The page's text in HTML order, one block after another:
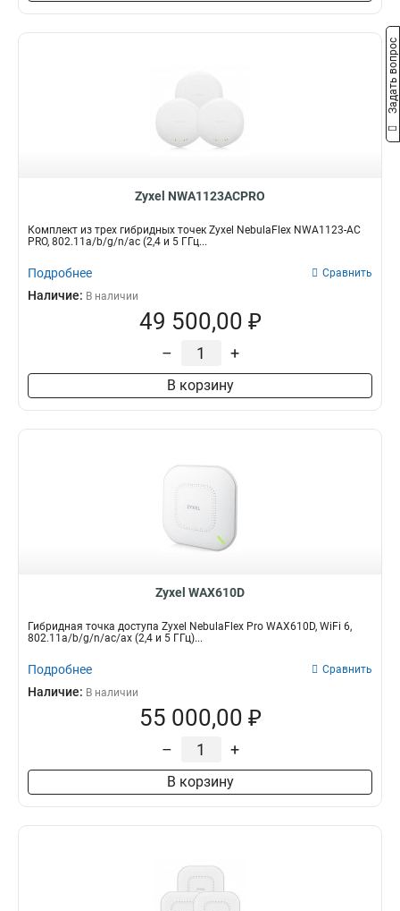
Zyxel NWA1123ACPRO
Комплект из трех гибридных точек Zyxel NebulaFlex NWA1123-AC
PRO, 802.11a/b/g/n/ac (2,4 и 5 ГГц...
Подробнее Сравнить
Наличие: В наличии
49 500,00 ₽
– +
В корзину
Zyxel WAX610D
Гибридная точка доступа Zyxel NebulaFlex Pro WAX610D, WiFi 6,
802.11a/b/g/n/ac/ax (2,4 и 5 ГГц)...
Подробнее Сравнить
Наличие: В наличии
55 000,00 ₽
– +
В корзину
Задать вопрос